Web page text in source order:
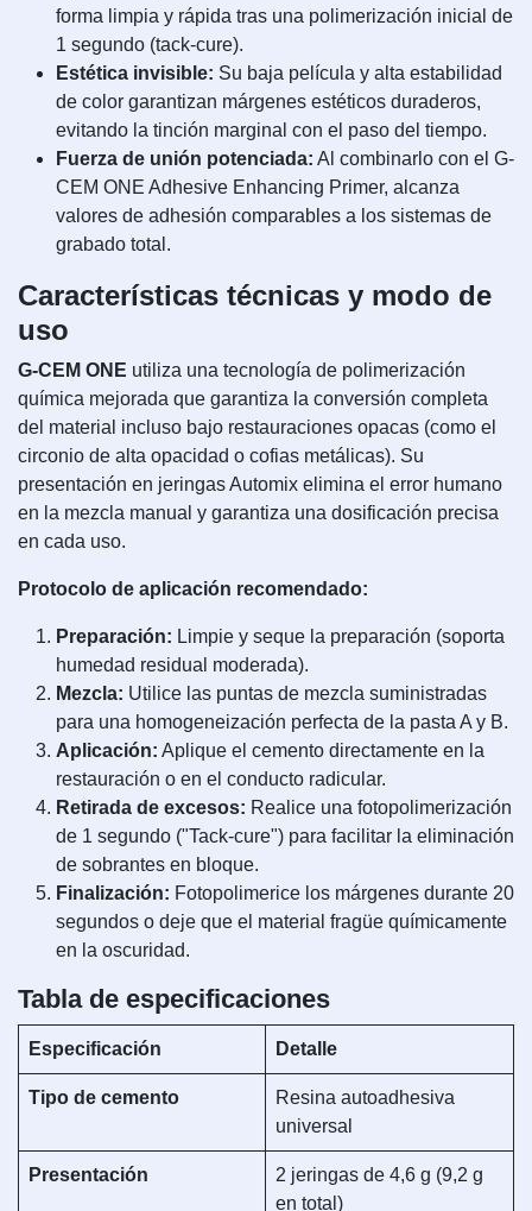
forma limpia y rápida tras una polimerización inicial de
1 segundo (tack-cure).
Estética invisible: Su baja película y alta estabilidad
de color garantizan márgenes estéticos duraderos,
evitando la tinción marginal con el paso del tiempo.
Fuerza de unión potenciada: Al combinarlo con el G-
CEM ONE Adhesive Enhancing Primer, alcanza
valores de adhesión comparables a los sistemas de
grabado total.
Características técnicas y modo de
uso
G-CEM ONE utiliza una tecnología de polimerización
química mejorada que garantiza la conversión completa
del material incluso bajo restauraciones opacas (como el
circonio de alta opacidad o cofias metálicas). Su
presentación en jeringas Automix elimina el error humano
en la mezcla manual y garantiza una dosificación precisa
en cada uso.
Protocolo de aplicación recomendado:
Preparación: Limpie y seque la preparación (soporta
humedad residual moderada).
Mezcla: Utilice las puntas de mezcla suministradas
para una homogeneización perfecta de la pasta A y B.
Aplicación: Aplique el cemento directamente en la
restauración o en el conducto radicular.
Retirada de excesos: Realice una fotopolimerización
de 1 segundo ("Tack-cure") para facilitar la eliminación
de sobrantes en bloque.
Finalización: Fotopolimerice los márgenes durante 20
segundos o deje que el material fragüe químicamente
en la oscuridad.
Tabla de especificaciones
Especificación Detalle
Tipo de cemento
Resina autoadhesiva
universal
Presentación
2 jeringas de 4,6 g (9,2 g
en total)